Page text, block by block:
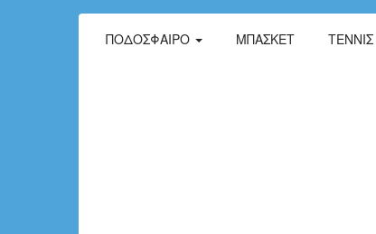
ΠΟΔΌΣΦΑΙΡΟ ΜΠΆΣΚΕΤ ΤΈΝΝΙΣ